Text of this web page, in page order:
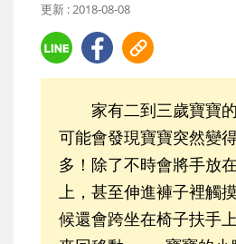
更新 : 2018-08-08
家有二到三歲寶寶的
可能會發現寶寶突然變
多！除了不時會將手放
上，甚至伸進褲子裡觸
候還會跨坐在椅子扶手